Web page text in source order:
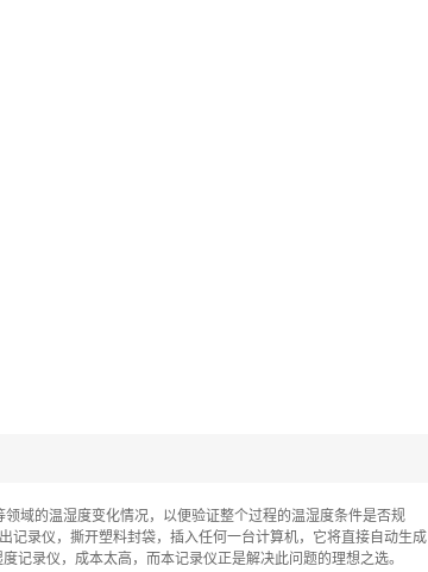
域的温湿度变化情况，以便验证整个过程的温湿度条件是否规
记录仪，撕开塑料封袋，插入任何一台计算机，它将直接自动生成
记录仪，成本太高，而本记录仪正是解决此问题的理想之选。